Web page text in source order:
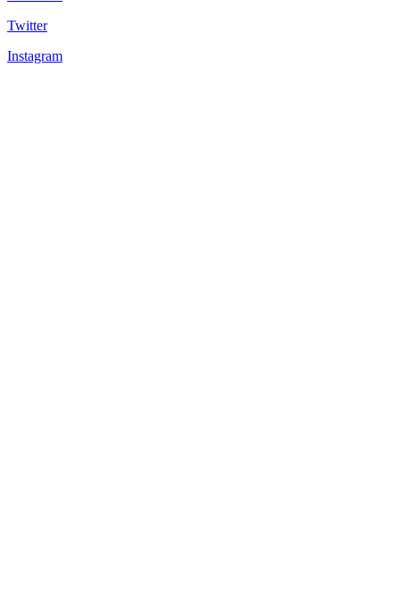
Twitter
Instagram